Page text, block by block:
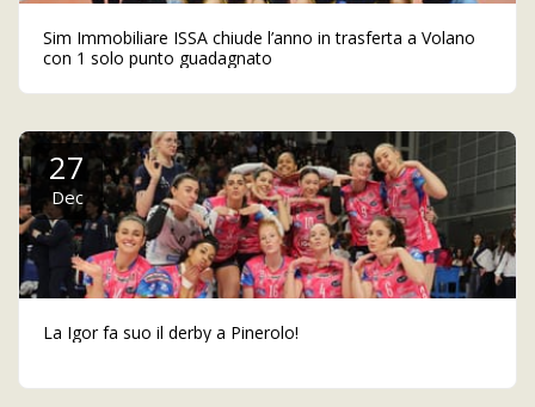
Sim Immobiliare ISSA chiude l’anno in trasferta a Volano
con 1 solo punto guadagnato
27
Dec
La Igor fa suo il derby a Pinerolo!